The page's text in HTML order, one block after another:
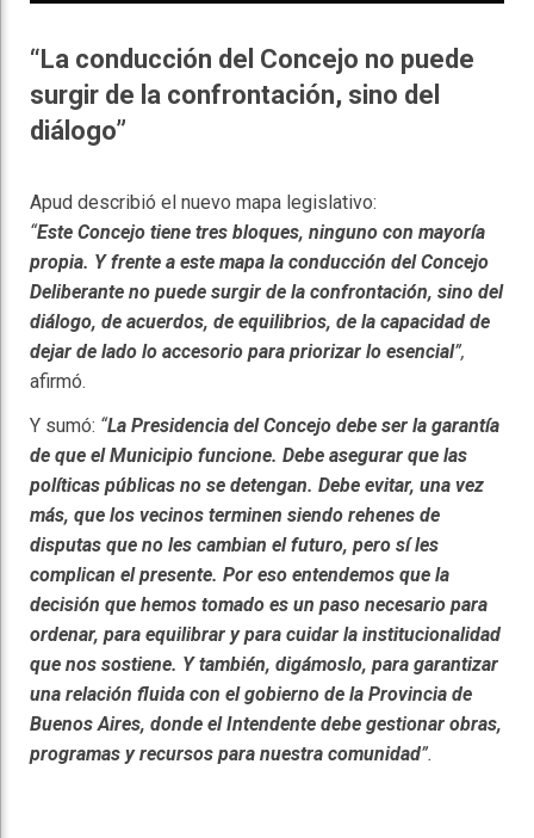
“La conducción del Concejo no puede
surgir de la confrontación, sino del
diálogo”
Apud describió el nuevo mapa legislativo:
“Este Concejo tiene tres bloques, ninguno con mayoría
propia. Y frente a este mapa la conducción del Concejo
Deliberante no puede surgir de la confrontación, sino del
diálogo, de acuerdos, de equilibrios, de la capacidad de
dejar de lado lo accesorio para priorizar lo esencial”,
afirmó.
Y sumó: “La Presidencia del Concejo debe ser la garantía
de que el Municipio funcione. Debe asegurar que las
políticas públicas no se detengan. Debe evitar, una vez
más, que los vecinos terminen siendo rehenes de
disputas que no les cambian el futuro, pero sí les
complican el presente. Por eso entendemos que la
decisión que hemos tomado es un paso necesario para
ordenar, para equilibrar y para cuidar la institucionalidad
que nos sostiene. Y también, digámoslo, para garantizar
una relación fluida con el gobierno de la Provincia de
Buenos Aires, donde el Intendente debe gestionar obras,
programas y recursos para nuestra comunidad”.